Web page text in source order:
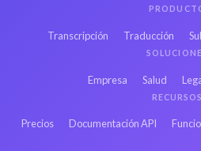
Transcripción Traducción
Empresa Salud
RECURSOS
Precios Documentación API